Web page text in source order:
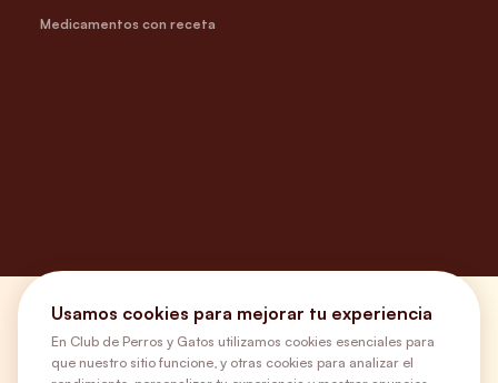
Medicamentos con receta
¿Necesitas ayuda?
Usamos cookies para mejorar tu experiencia
En Club de Perros y Gatos utilizamos cookies esenciales para
que nuestro sitio funcione, y otras cookies para analizar el